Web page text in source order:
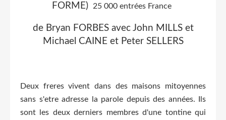
FORME)
25 000 entrées France
de Bryan FORBES avec John MILLS et
Michael CAINE et Peter SELLERS
Deux freres vivent dans des maisons mitoyennes
sans s'etre adresse la parole depuis des années. Ils
sont les deux derniers membres d'une tontine qui